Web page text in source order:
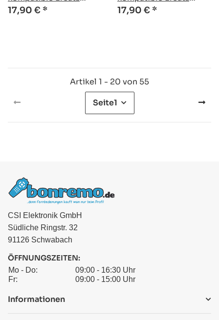
Fernbedienung
17,90 € *
Fernbedienung
17,90 € *
Artikel 1 - 20 von 55
Seite1
CSI Elektronik GmbH
Südliche Ringstr. 32
91126 Schwabach
ÖFFNUNGSZEITEN:
Mo - Do:
09:00 - 16:30 Uhr
Fr:
09:00 - 15:00 Uhr
Informationen